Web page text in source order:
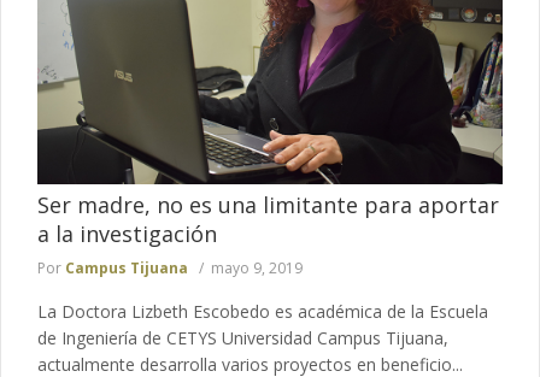
Ser madre, no es una limitante para aportar
a la investigación
Por Campus Tijuana mayo 9, 2019
La Doctora Lizbeth Escobedo es académica de la Escuela
de Ingeniería de CETYS Universidad Campus Tijuana,
actualmente desarrolla varios proyectos en beneficio...